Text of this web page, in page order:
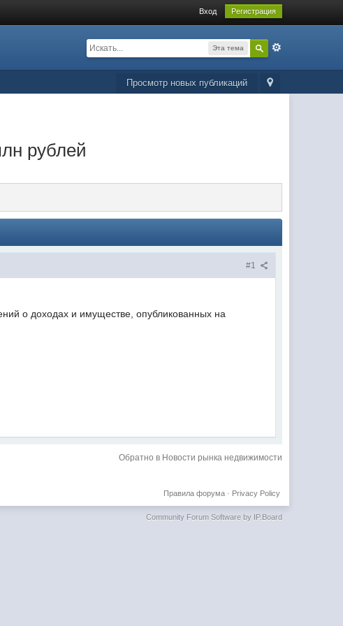
Вход Регистрация
Эта тема
Просмотр новых публикаций
рублей
#1
о доходах и имуществе, опубликованных на
Обратно в Новости рынка недвижимости
Privacy Policy
Правила форума·
Community Forum Software by IP.Board